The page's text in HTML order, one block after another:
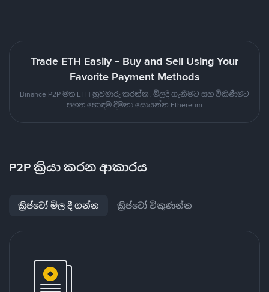
Trade ETH Easily - Buy and Sell Using Your
Favorite Payment Methods
Binance P2P මත ETH හුවමාරු කරන්න. මිලදී ගැනීමට සහ විකිණීමට
පහත හොඳම දීමනා සොයන්න Ethereum
P2P ක්‍රියා කරන ආකාරය
ක්‍රිප්ටෝ මිල දී ගන්න ක්‍රිප්ටෝ විකුණන්න